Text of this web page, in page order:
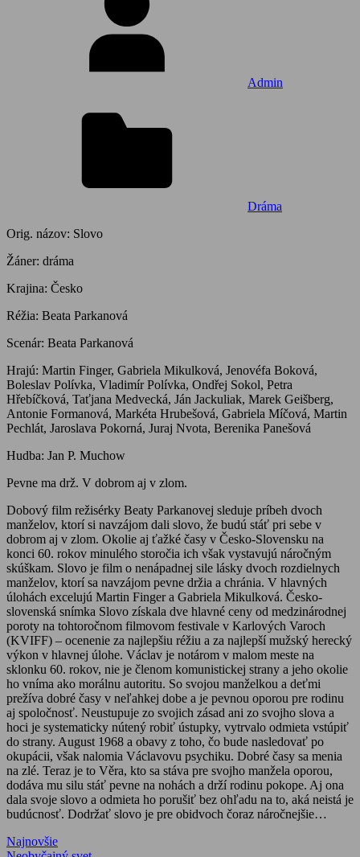
Admin
Dráma
Orig. názov: Slovo
Žáner: dráma
Krajina: Česko
Réžia: Beata Parkanová
Scenár: Beata Parkanová
Hrajú: Martin Finger, Gabriela Mikulková, Jenovéfa Boková,
Boleslav Polívka, Vladimír Polívka, Ondřej Sokol, Petra
Hřebíčková, Taťjana Medvecká, Ján Jackuliak, Marek Geišberg,
Antonie Formanová, Markéta Hrubešová, Gabriela Míčová, Martin
Pechlát, Jaroslava Pokorná, Juraj Nvota, Berenika Panešová
Hudba: Jan P. Muchow
Pevne ma drž. V dobrom aj v zlom.
Dobový film režisérky Beaty Parkanovej sleduje príbeh dvoch
manželov, ktorí si navzájom dali slovo, že budú stáť pri sebe v
dobrom aj v zlom. Okolie aj ťažké časy v Česko-Slovensku na
konci 60. rokov minulého storočia ich však vystavujú náročným
skúškam. Slovo je film o nenápadnej sile lásky dvoch rozdielnych
manželov, ktorí sa navzájom pevne držia a chránia. V hlavných
úlohách excelujú Martin Finger a Gabriela Mikulková. Česko-
slovenská snímka Slovo získala dve hlavné ceny od medzinárodnej
poroty na tohtoročnom filmovom festivale v Karlových Varoch
(KVIFF) – ocenenie za najlepšiu réžiu a za najlepší mužský herecký
výkon v hlavnej úlohe. Václav je notárom v malom meste na
sklonku 60. rokov, nie je členom komunistickej strany a jeho okolie
ho vníma ako morálnu autoritu. So svojou manželkou a deťmi
prežíva dobré časy v neľahkej dobe a je pevnou oporou pre rodinu
aj spoločnosť. Neustupuje zo svojich zásad ani zo svojho slova a
hoci je systematicky nútený robiť ústupky, vytrvalo odmieta vstúpiť
do strany. August 1968 a obavy z toho, čo bude nasledovať po
okupácii, však nalomia Václavovu psychiku. Dobré časy sa menia
na zlé. Teraz je to Věra, kto sa stáva pre svojho manžela oporou,
dodáva mu silu stáť pevne na nohách a drží rodinu pokope. Aj ona
dala svoje slovo a odmieta ho porušiť bez ohľadu na to, aká neistá je
budúcnosť. Dodržať slovo je pre obidvoch čoraz náročnejšie…
Najnovšie